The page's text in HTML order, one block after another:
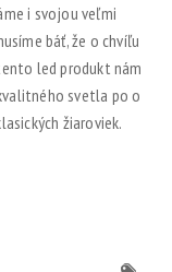
i svojou veľmi
báť, že o chvíľu
led produkt nám
svetla po o
žiaroviek.